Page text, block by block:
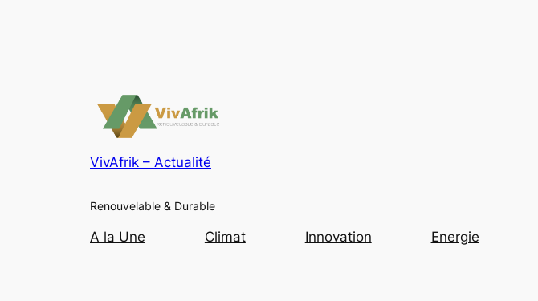
VivAfrik – Actualité
Renouvelable & Durable
A la Une Climat Innovation Energie